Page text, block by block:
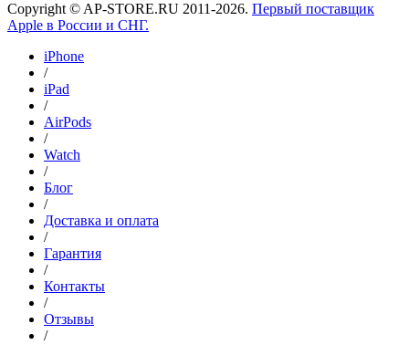
Copyright © AP-STORE.RU 2011-2026. Первый поставщик
Apple в России и СНГ.
iPhone
/
iPad
/
AirPods
/
Watch
/
Блог
/
Доставка и оплата
/
Гарантия
/
Контакты
/
Отзывы
/